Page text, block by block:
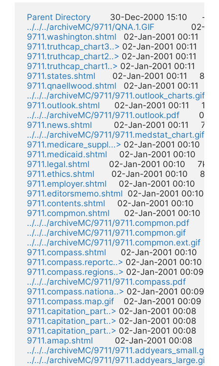
Parent Directory
        30-Dec-2000 15:10      -
../../../archiveMC/9711/QNA.1.GIF
9711.washington.shtml
02-Jan-2001 00:11
9711.truthcap_chart3..> 02-Jan-2001 00:11
9711.truthcap_chart2..> 02-Jan-2001 00:11
9711.truthcap_chart1..> 02-Jan-2001 00:11
9711.states.shtml
       02-Jan-2001 00:11     8k
9711.qnaellwood.shtml
02-Jan-2001 00:11
../../../archiveMC/9711/9711.outlook_charts.gif
9711.outlook.shtml
      02-Jan-2001 00:11     1k
../../../archiveMC/9711/9711.outlook.pdf
9711.news.shtml
         02-Jan-2001 00:11     7k
../../../archiveMC/9711/9711.medstat_chart.gif
9711.medicare_suppl...> 02-Jan-2001 00:10
9711.medicaid.shtml
02-Jan-2001 00:10
9711.legal.shtml
        02-Jan-2001 00:10     7k
9711.ethics.shtml
       02-Jan-2001 00:10     8k
9711.employer.shtml
02-Jan-2001 00:10
9711.editorsmemo.shtml
02-Jan-2001 00:10
9711.contents.shtml
02-Jan-2001 00:10
9711.compmon.shtml
02-Jan-2001 00:10
../../../archiveMC/9711/9711.compmon.pdf
../../../archiveMC/9711/9711.compmon.gif
../../../archiveMC/9711/9711.compmon.ext.gif
9711.compass.shtml
02-Jan-2001 00:10
9711.compass.reportc..> 02-Jan-2001 00:10
9711.compass.regions..> 02-Jan-2001 00:09
../../../archiveMC/9711/9711.compass.pdf
9711.compass.nationa..> 02-Jan-2001 00:09
9711.compass.map.gif
02-Jan-2001 00:09
9711.capitation_part..> 02-Jan-2001 00:08
9711.capitation_part..> 02-Jan-2001 00:08
9711.capitation_part..> 02-Jan-2001 00:08
9711.amap.shtml
         02-Jan-2001 00:08     9k
../../../archiveMC/9711/9711.addyears_small.gif
../../../archiveMC/9711/9711.addyears_large.gif